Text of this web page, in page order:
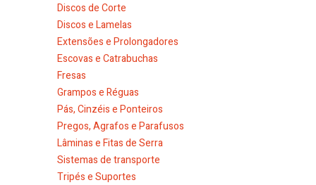
Discos de Corte
Discos e Lamelas
Extensões e Prolongadores
Escovas e Catrabuchas
Fresas
Grampos e Réguas
Pás, Cinzéis e Ponteiros
Pregos, Agrafos e Parafusos
Lâminas e Fitas de Serra
Sistemas de transporte
Tripés e Suportes